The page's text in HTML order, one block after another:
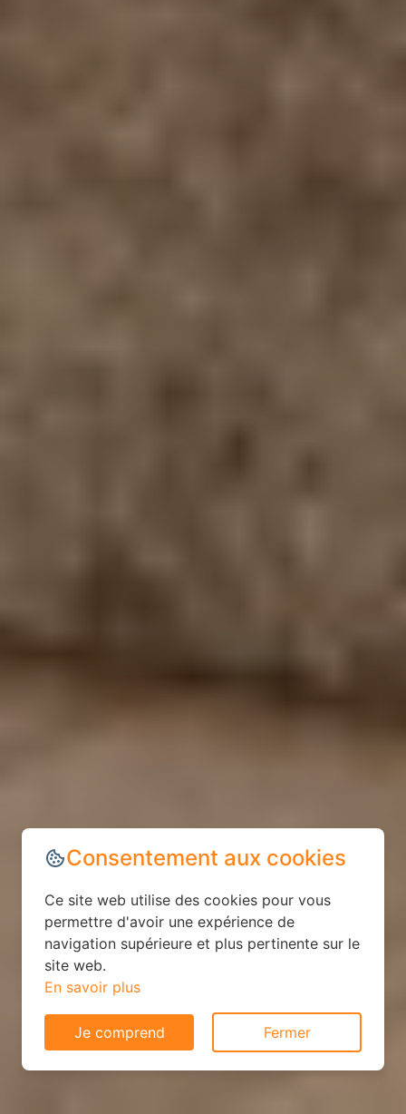
Consentement aux cookies
Ce site web utilise des cookies pour vous
permettre d'avoir une expérience de
navigation supérieure et plus pertinente sur le
site web.
En savoir plus
Je comprend Fermer